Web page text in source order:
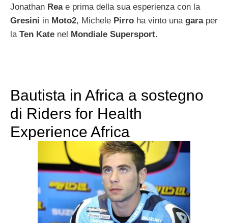
Jonathan Reae prima della sua esperienza con la
Gresini in Moto2, Michele Pirro ha vinto una garaper
la Ten Kate nel Mondiale Supersport.
Bautista in Africa a sostegno
di Riders for Health
Experience Africa